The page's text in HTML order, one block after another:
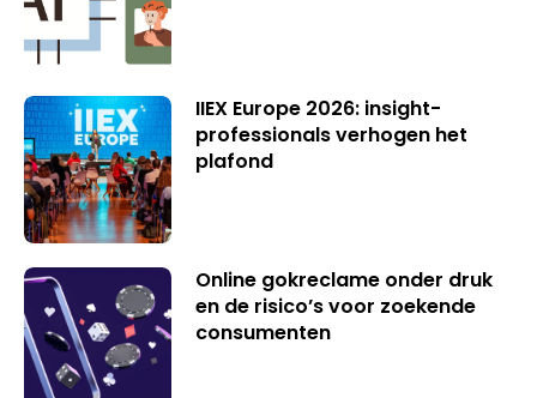
IIEX Europe 2026: insight-
professionals verhogen het
plafond
Online gokreclame onder druk
en de risico’s voor zoekende
consumenten